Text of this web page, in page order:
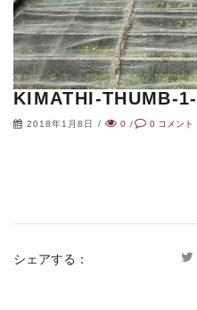
KIMATHI-THUMB-
2018年1月8日 / 0 / 0 コメント
シェアする：